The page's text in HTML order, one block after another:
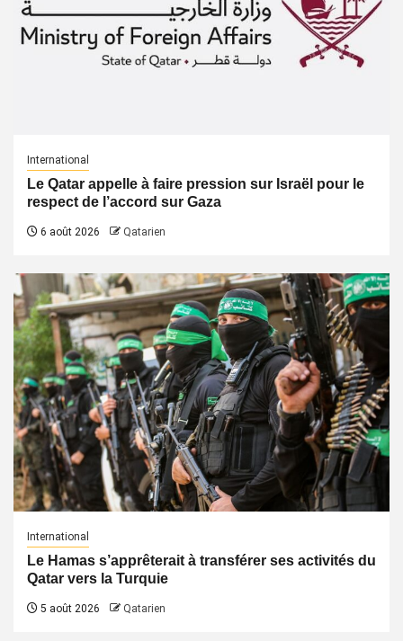
International
Le Qatar appelle à faire pression sur Israël pour le
respect de l’accord sur Gaza
6 août 2026 Qatarien
International
Le Hamas s’apprêterait à transférer ses activités du
Qatar vers la Turquie
5 août 2026 Qatarien